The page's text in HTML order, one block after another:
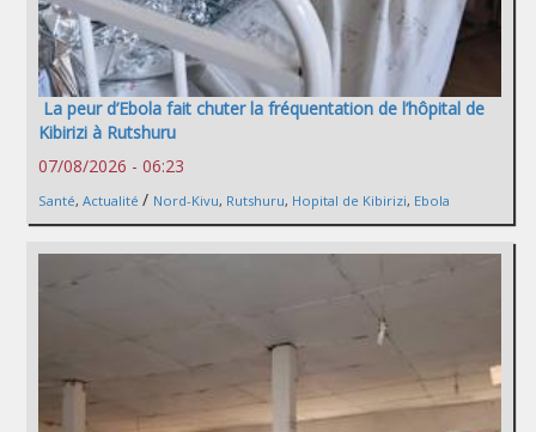
La peur d’Ebola fait chuter la fréquentation de l’hôpital de
Kibirizi à Rutshuru
07/08/2026 - 06:23
Santé, Actualité / Nord-Kivu, Rutshuru, Hopital de Kibirizi, Ebola